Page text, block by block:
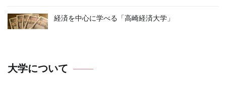
経済を中心に学べる「高崎経済大学」
大学について